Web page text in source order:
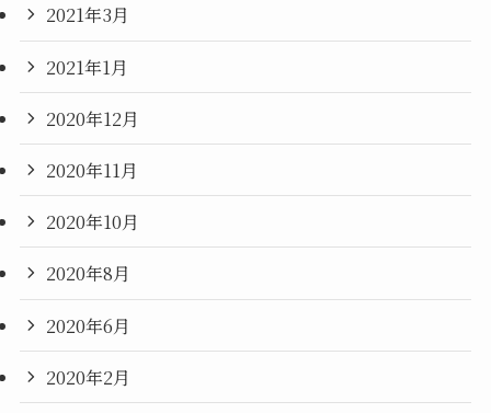
2021年3月
2021年1月
2020年12月
2020年11月
2020年10月
2020年8月
2020年6月
2020年2月